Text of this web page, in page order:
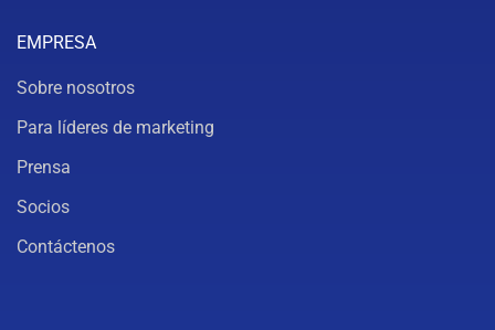
EMPRESA
Sobre nosotros
Para líderes de marketing
Prensa
Socios
Contáctenos